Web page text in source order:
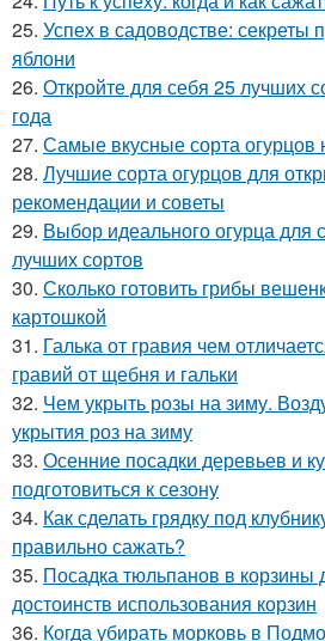
25. Успех в садоводстве: секреты
яблони
26. Откройте для себя 25 лучших
года
27. Самые вкусные сорта огурцов
28. Лучшие сорта огурцов для
рекомендации и советы
29. Выбор идеального огурца для
лучших сортов
30. Сколько готовить грибы
картошкой
31. Галька от гравия чем
гравий от щебня и гальки
32. Чем укрыть розы на зиму.
укрытия роз на зиму
33. Осенние посадки деревьев и
подготовиться к сезону
34. Как сделать грядку под
правильно сажать?
35. Посадка тюльпанов в корзины
достоинств использования корзин
36. Когда убирать морковь в